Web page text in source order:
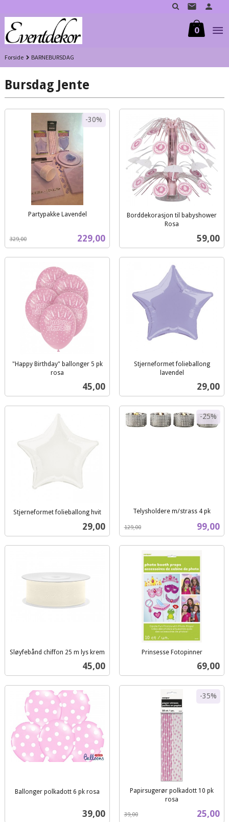
til
innholdet
0
Forside BARNEBURSDAG
Bursdag Jente
Partypakke Lavendel
Tilbud
229,00
329,00
-30%
Borddekorasjon til babyshower
Rosa
Pris
59,00
"Happy Birthday" ballonger 5 pk
rosa
Pris
45,00
Stjerneformet folieballong
lavendel
Pris
29,00
Stjerneformet folieballong hvit
Pris
29,00
Telysholdere m/strass 4 pk
Tilbud
99,00
129,00
-25%
mva.
Sløyfebånd chiffon 25 m lys krem
Pris
45,00
Prinsesse Fotopinner
Pris
69,00
Ballonger polkadott 6 pk rosa
Pris
39,00
Papirsugerør polkadott 10 pk
rosa
Tilbud
25,00
39,00
-35%
mva.